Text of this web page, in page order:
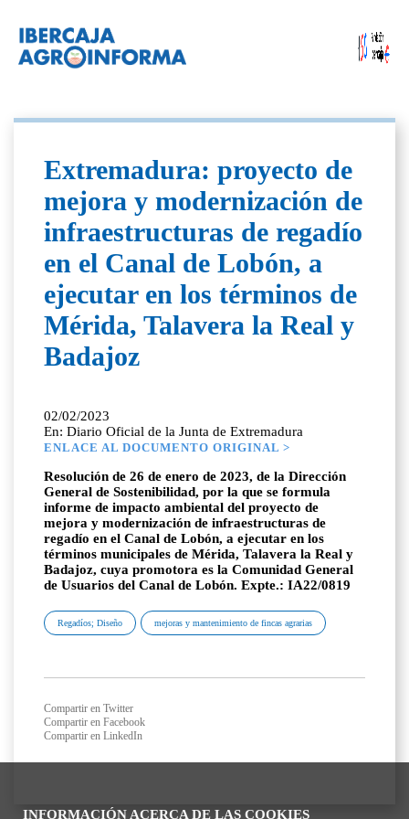
INFORMACIÓN ACERCA DE LAS COOKIES
Extremadura: proyecto de
mejora y modernización de
infraestructuras de regadío
en el Canal de Lobón, a
ejecutar en los términos de
Mérida, Talavera la Real y
Badajoz
02/02/2023
En: Diario Oficial de la Junta de Extremadura
ENLACE AL DOCUMENTO ORIGINAL >
Resolución de 26 de enero de 2023, de la Dirección
General de Sostenibilidad, por la que se formula
informe de impacto ambiental del proyecto de
mejora y modernización de infraestructuras de
regadío en el Canal de Lobón, a ejecutar en los
términos municipales de Mérida, Talavera la Real y
Badajoz, cuya promotora es la Comunidad General
de Usuarios del Canal de Lobón. Expte.: IA22/0819
Regadíos; Diseño mejoras y mantenimiento de fincas agrarias
Compartir en Twitter
Compartir en Facebook
Compartir en LinkedIn